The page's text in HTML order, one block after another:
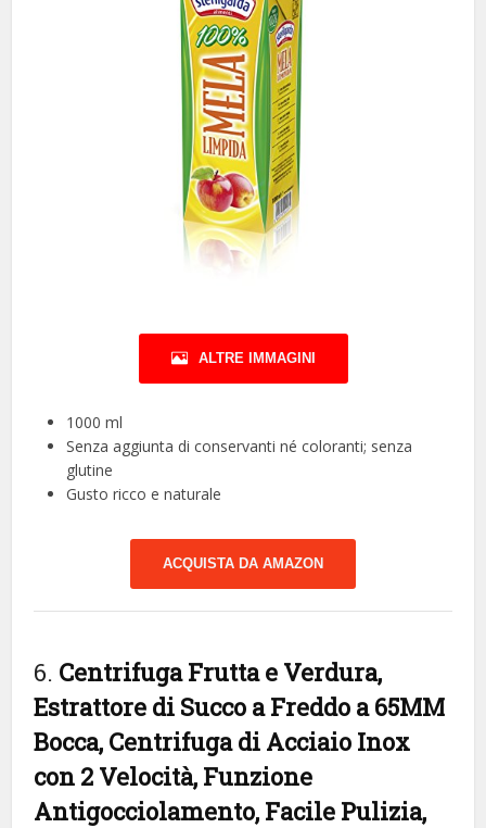
ALTRE IMMAGINI
1000 ml
Senza aggiunta di conservanti né coloranti; senza
glutine
Gusto ricco e naturale
ACQUISTA DA AMAZON
6. Centrifuga Frutta e Verdura,
Estrattore di Succo a Freddo a 65MM
Bocca, Centrifuga di Acciaio Inox
con 2 Velocità, Funzione
Antigocciolamento, Facile Pulizia,